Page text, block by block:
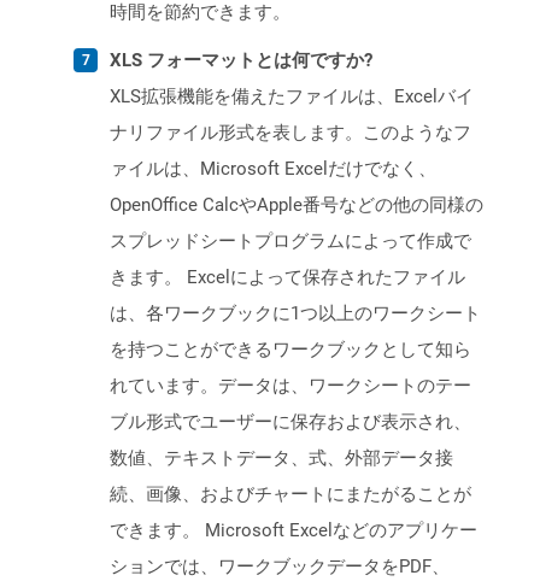
時間を節約できます。
XLS フォーマットとは何ですか?
XLS拡張機能を備えたファイルは、Excelバイ
ナリファイル形式を表します。このようなフ
ァイルは、Microsoft Excelだけでなく、
OpenOffice CalcやApple番号などの他の同様の
スプレッドシートプログラムによって作成で
きます。 Excelによって保存されたファイル
は、各ワークブックに1つ以上のワークシート
を持つことができるワークブックとして知ら
れています。データは、ワークシートのテー
ブル形式でユーザーに保存および表示され、
数値、テキストデータ、式、外部データ接
続、画像、およびチャートにまたがることが
できます。 Microsoft Excelなどのアプリケー
ションでは、ワークブックデータをPDF、